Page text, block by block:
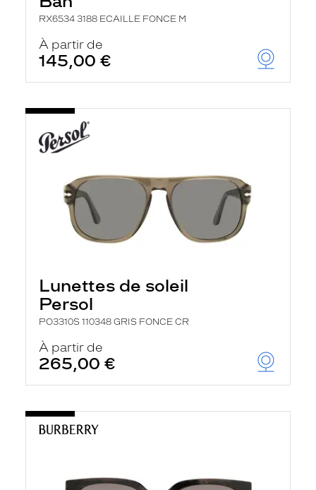
RX6534 3188 ECAILLE FONCE M
À partir de
145,00 €
Lunettes de soleil
Persol
PO3310S 110348 GRIS FONCE CR
À partir de
265,00 €